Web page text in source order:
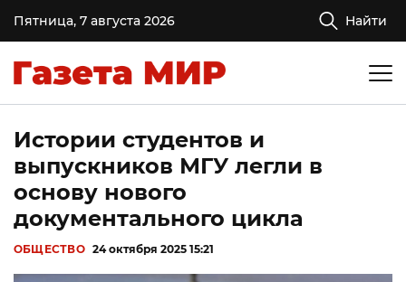
Пятница, 7 августа 2026 Найти
Истории студентов и
выпускников МГУ легли в
основу нового
документального цикла
ОБЩЕСТВО 24 октября 2025 15:21